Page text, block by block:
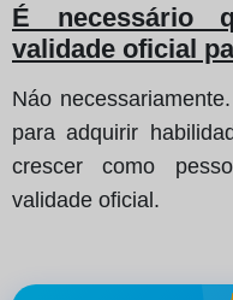
É necessário
validade oficial
Náo
para adquirir
crescer como
validade oficial.